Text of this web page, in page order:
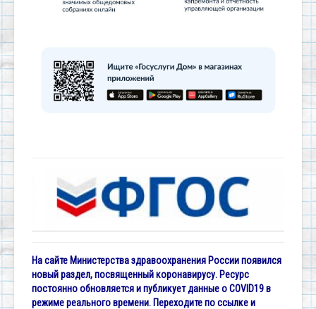
На сайте Министерства здравоохранения России появился
новый раздел, посвященный коронавирусу. Ресурс
постоянно обновляется и публикует данные о COVID19 в
режиме реального времени. Переходите по ссылке и